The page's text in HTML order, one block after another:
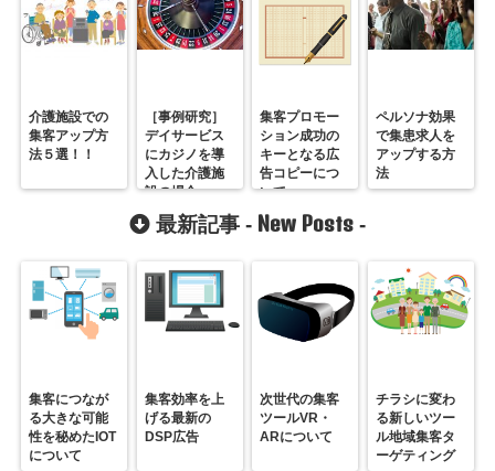
介護施設での
集客アップ方
法５選！！
［事例研究］
デイサービス
にカジノを導
入した介護施
設の場合
集客プロモー
ション成功の
キーとなる広
告コピーにつ
いて
ペルソナ効果
で集患求人を
アップする方
法
最新記事 - New Posts -
集客につなが
る大きな可能
性を秘めたIOT
について
集客効率を上
げる最新の
DSP広告
次世代の集客
ツールVR・
ARについて
チラシに変わ
る新しいツー
ル地域集客タ
ーゲティング